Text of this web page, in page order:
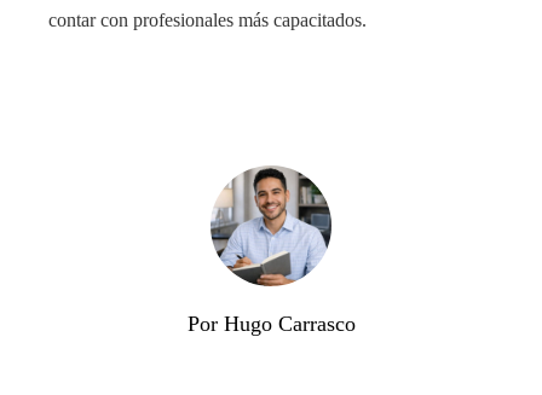
contar con profesionales más capacitados.
Por Hugo Carrasco